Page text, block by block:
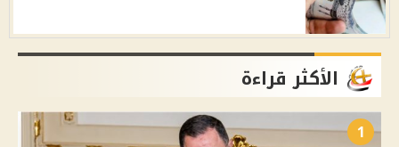
الأكثر قراءة
1